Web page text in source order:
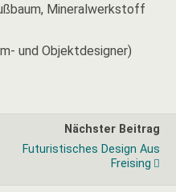
Mineralwerkstoff
und Objektdesigner)
Nächster Beitrag
Futuristisches Design Aus
Freising